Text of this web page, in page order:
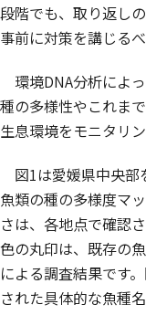
段階でも、取り返し
事前に対策を講じる
環境DNA分析によ
種の多様性やこれま
生息環境をモニタリ
図1は愛媛県中央部
魚類の種の多様度マ
さは、各地点で確認
色の丸印は、既存の
による調査結果です
された具体的な魚種